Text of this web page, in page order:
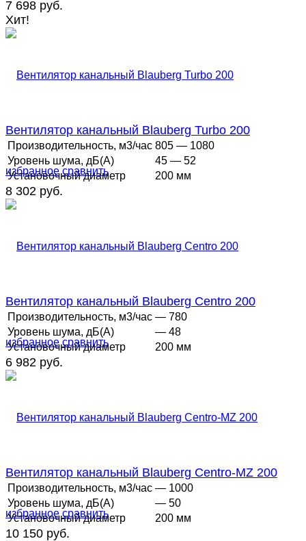
7 698 руб.
Хит!
избранное сравнить
Вентилятор канальный Blauberg Turbo 200
Производительность, м3/час 805 — 1080
Уровень шума, дБ(А)
45 — 52
Установочный диаметр
200 мм
8 302 руб.
избранное сравнить
Вентилятор канальный Blauberg Centro 200
Производительность, м3/час — 780
Уровень шума, дБ(А)
— 48
Установочный диаметр
200 мм
6 982 руб.
избранное сравнить
Вентилятор канальный Blauberg Centro-MZ 200
Производительность, м3/час — 1000
Уровень шума, дБ(А)
— 50
Установочный диаметр
200 мм
10 150 руб.